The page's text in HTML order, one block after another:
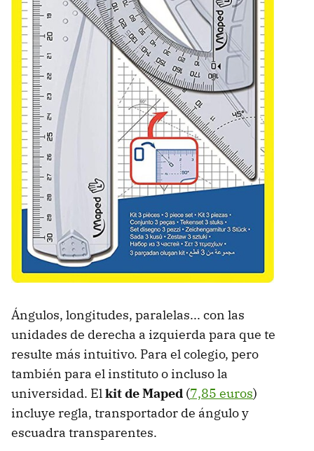
Ángulos, longitudes, paralelas... con las
unidades de derecha a izquierda para que te
resulte más intuitivo. Para el colegio, pero
también para el instituto o incluso la
universidad. Elkit de Maped (7,85 euros)
incluye regla, transportador de ángulo y
escuadra transparentes.